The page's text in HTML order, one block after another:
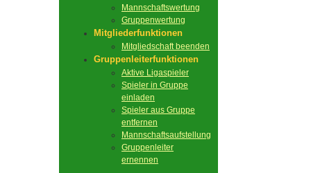
Mannschaftswertung
Gruppenwertung
Mitgliederfunktionen
Mitgliedschaft beenden
Gruppenleiterfunktionen
Aktive Ligaspieler
Spieler in Gruppe
einladen
Spieler aus Gruppe
entfernen
Mannschaftsaufstellung
Gruppenleiter
ernennen